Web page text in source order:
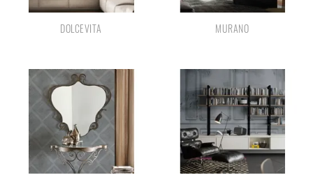
DOLCEVITA MURANO